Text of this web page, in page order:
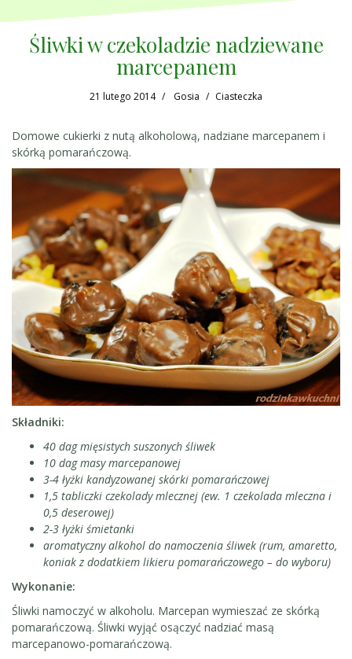
Śliwki w czekoladzie nadziewane
marcepanem
21 lutego 2014 Gosia Ciasteczka
Domowe cukierki z nutą alkoholową, nadziane marcepanem i
skórką pomarańczową.
Składniki:
40 dag mięsistych suszonych śliwek
10 dag masy marcepanowej
3-4 łyżki kandyzowanej skórki pomarańczowej
1,5 tabliczki czekolady mlecznej (ew. 1 czekolada mleczna i
0,5 deserowej)
2-3 łyżki śmietanki
aromatyczny alkohol do namoczenia śliwek (rum, amaretto,
koniak z dodatkiem likieru pomarańczowego – do wyboru)
Wykonanie:
Śliwki namoczyć w alkoholu. Marcepan wymieszać ze skórką
pomarańczową. Śliwki wyjąć osączyć nadziać masą
marcepanowo-pomarańczową.